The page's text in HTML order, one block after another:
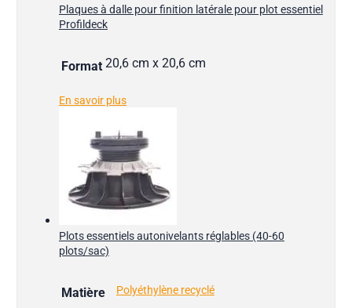
Plaques à dalle pour finition latérale pour plot essentiel
Profildeck
Format 20,6 cm x 20,6 cm
En savoir plus
Plots essentiels autonivelants réglables (40-60
plots/sac)
Matière Polyéthylène recyclé